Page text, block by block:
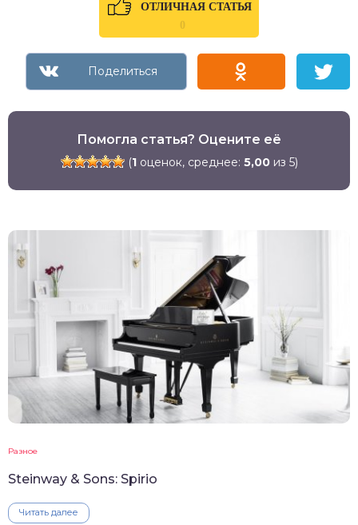
ОТЛИЧНАЯ СТАТЬЯ
0
Помогла статья? Оцените её
(1оценок, среднее: 5,00из 5)
Разное
Steinway & Sons: Spirio
Читать далее